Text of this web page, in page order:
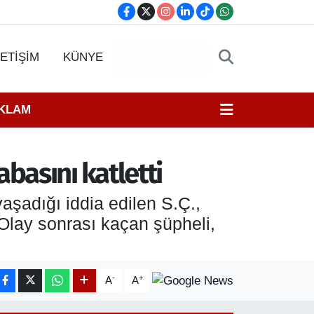
KÜNYE
katletti
iddia edilen S.Ç.,
sonrası kaçan şüpheli,
A- A+